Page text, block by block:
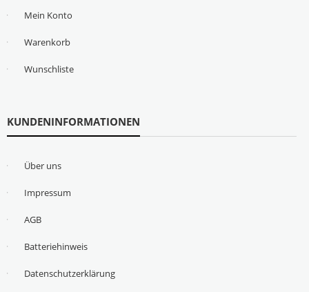
Mein Konto
Warenkorb
Wunschliste
KUNDENINFORMATIONEN
Über uns
Impressum
AGB
Batteriehinweis
Datenschutzerklärung